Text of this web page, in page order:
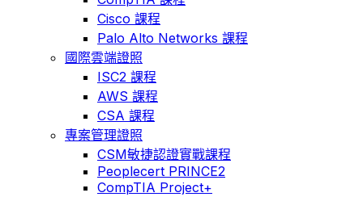
Cisco 課程
Palo Alto Networks 課程
國際雲端證照
ISC2 課程
AWS 課程
CSA 課程
專案管理證照
CSM敏捷認證實戰課程
Peoplecert PRINCE2
CompTIA Project+